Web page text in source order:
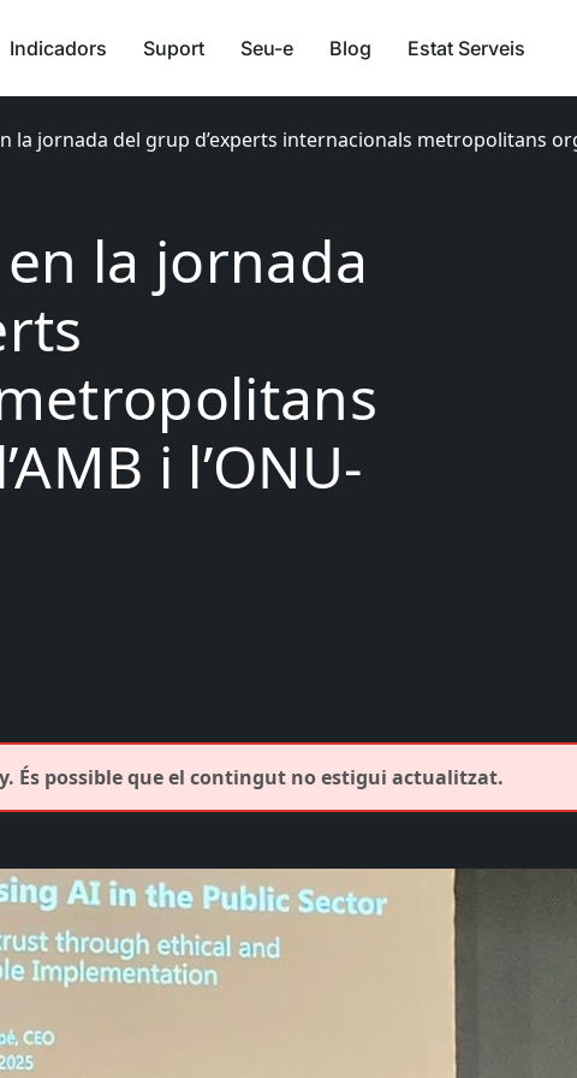
Indicadors Suport Seu-e Blog Estat Serveis
la jornada del grup d’experts internacionals metropolitans
en la jornada
i l’ONU-
És possible que el contingut no estigui actualitzat.